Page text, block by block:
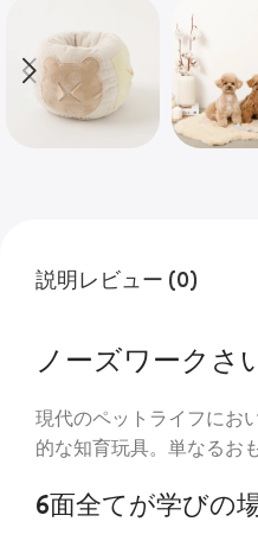
説明レビュー (0)
ノーズワークさ
現代のペットライフにお
的な知育玩具。単なるお
6面全てが学びの